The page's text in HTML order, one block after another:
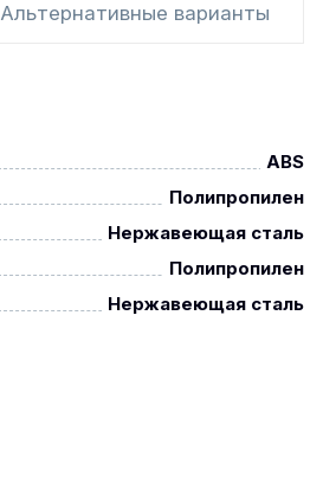
Альтернативные варианты
ABS
Полипропилен
Нержавеющая сталь
Полипропилен
Нержавеющая сталь